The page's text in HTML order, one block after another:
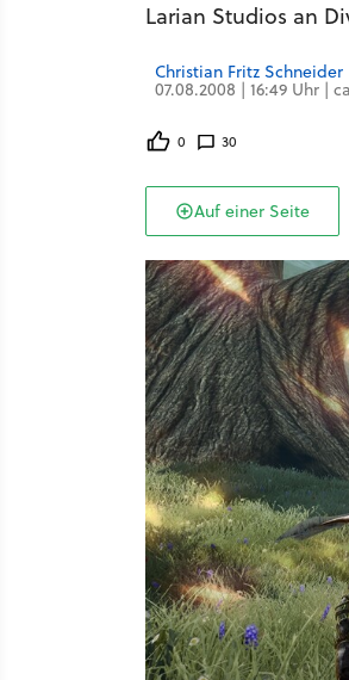
Larian Studios an
Christian Fritz Schneider
07.08.2008 | 16:49 Uhr |
0 30
Auf einer Seite